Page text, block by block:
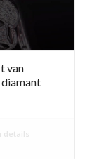
van
details